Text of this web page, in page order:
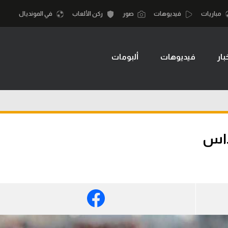
الدوري الإنجليزي
الدوري الإسباني
كرة السلة
كرة سلة
رياضة نسائية
مباريات فيديوهات صور ركن الألعاب في المونديال
فيديوهات ألبومات